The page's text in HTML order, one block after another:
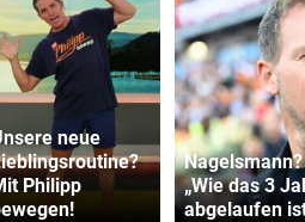
neue
Philipp
Nagelsmann?
„Wie das 3
abgelaufen